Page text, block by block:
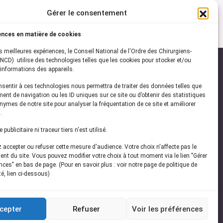
Gérer le consentement
en matière de cookies
meilleures expériences, le Conseil National de l'Ordre des Chirurgiens-
utilise des technologies telles que les cookies pour stocker et/ou
des appareils.
à ces technologies nous permettra de traiter des données telles que
de navigation ou les ID uniques sur ce site ou d’obtenir des statistiques
de notre site pour analyser la fréquentation de ce site et améliorer
publicitaire ni traceur tiers n'est utilisé.
accepter ou refuser cette mesure d'audience. Votre choix n'affecte pas le
du site. Vous pouvez modifier votre choix à tout moment via le lien "Gérer
en bas de page. (Pour en savoir plus : voir notre page de politique de
lien ci-dessous)
Refuser Voir les préférences
vous à notrenewsletter
les dernières actualités de l'ONCD